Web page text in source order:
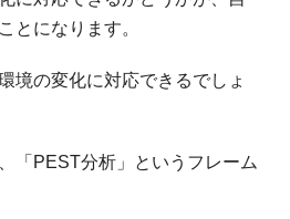
とになります。
境の変化に対応できるでしょ
「PEST分析」というフレーム